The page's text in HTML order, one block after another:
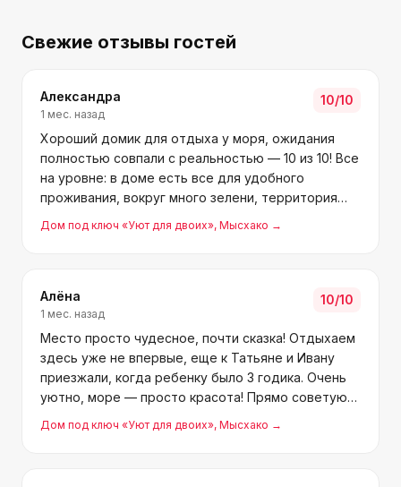
Свежие отзывы гостей
Александра
1 мес. назад
10/10
Хороший домик для отдыха у моря, ожидания
полностью совпали с реальностью — 10 из 10! Все
на уровне: в доме есть все для удобного
проживания, вокруг много зелени, территория
Дом под ключ «Уют для двоих», Мысхако →
Алёна
1 мес. назад
10/10
Место просто чудесное, почти сказка! Отдыхаем
здесь уже не впервые, еще к Татьяне и Ивану
приезжали, когда ребенку было 3 годика. Очень
уютно, море — просто красота! Прямо советую
Дом под ключ «Уют для двоих», Мысхако →